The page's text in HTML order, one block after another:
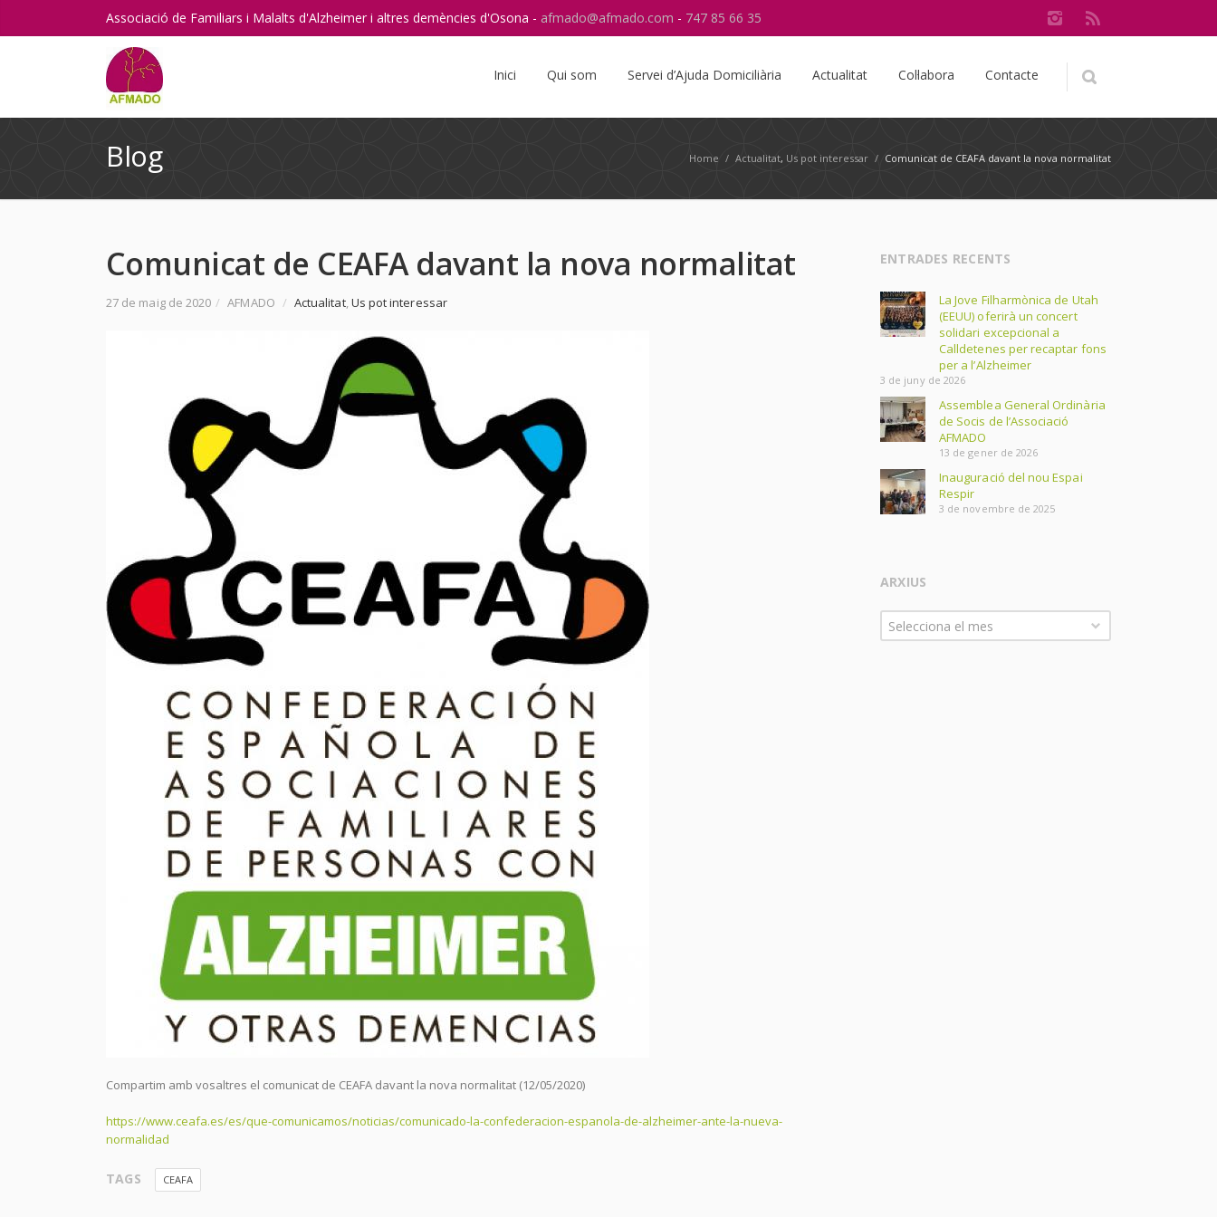
Associació de Familiars i Malalts d'Alzheimer i altres demències d'Osona - afmado@afmado.com - 747 85 66 35
Instagram
RSS
Inici Qui som Servei d’Ajuda Domiciliària Actualitat Col·labora Contacte
Home / Actualitat, Us pot interessar / Comunicat de CEAFA davant la nova normalitat
Blog
Comunicat de CEAFA davant la nova normalitat
27 de maig de 2020 / AFMADO / Actualitat,Us pot interessar
Compartim amb vosaltres el comunicat de CEAFA davant la nova normalitat (12/05/2020)
https://www.ceafa.es/es/que-comunicamos/noticias/comunicado-la-confederacion-espanola-de-alzheimer-ante-la-nueva-
normalidad
TAGS CEAFA
ENTRADES RECENTS
La Jove Filharmònica de Utah
(EEUU) oferirà un concert
solidari excepcional a
Calldetenes per recaptar fons
per a l’Alzheimer
3 de juny de 2026
Assemblea General Ordinària
de Socis de l’Associació
AFMADO
13 de gener de 2026
Inauguració del nou Espai
Respir
3 de novembre de 2025
ARXIUS
Arxius
Selecciona el mes